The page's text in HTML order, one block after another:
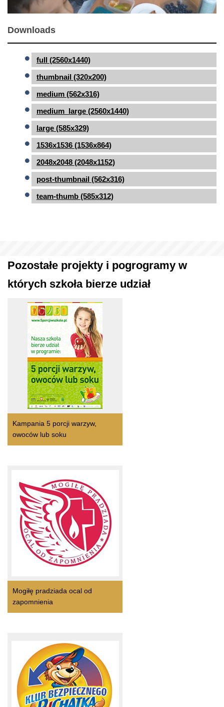
Downloads
full (2560x1440)
thumbnail (320x200)
medium (562x316)
medium_large (2560x1440)
large (585x329)
1536x1536 (1536x864)
2048x2048 (2048x1152)
post-thumbnail (562x316)
team-thumb (585x312)
Pozostałe projekty i pogrogramy w
których szkoła bierze udział
Kampania 5 porcji warzyw,
owoców lub soku
Mogiłę pradziada ocal od
zapomnienia